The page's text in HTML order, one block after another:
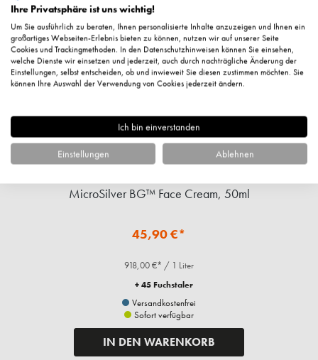
MicroSilver BG™ Face Cream, 50ml
45,90 €*
918,00 €* / 1 Liter
+ 45 Fuchstaler
Versandkostenfrei
Sofort verfügbar
IN DEN WARENKORB
Ihre Privatsphäre ist uns wichtig!
Um Sie ausführlich zu beraten, Ihnen personalisierte Inhalte anzuzeigen und Ihnen ein
großartiges Webseiten-Erlebnis bieten zu können, nutzen wir auf unserer Seite
Cookies und Trackingmethoden. In den Datenschutzhinweisen können Sie einsehen,
welche Dienste wir einsetzen und jederzeit, auch durch nachträgliche Änderung der
Einstellungen, selbst entscheiden, ob und inwieweit Sie diesen zustimmen möchten. Sie
können Ihre Auswahl der Verwendung von Cookies jederzeit ändern.
Ich bin einverstanden
Einstellungen Ablehnen